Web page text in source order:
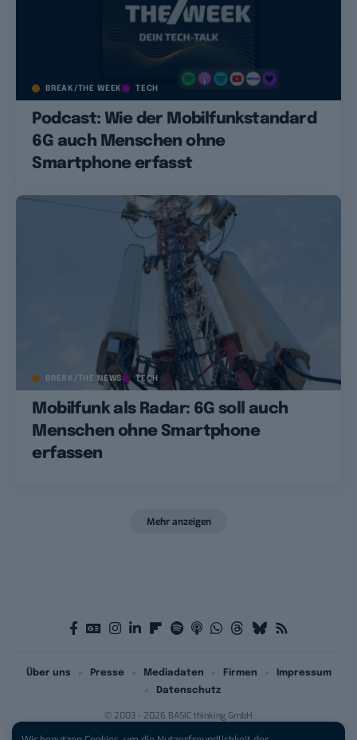
BREAK/THE WEEK TECH
Podcast: Wie der Mobilfunkstandard
6G auch Menschen ohne
Smartphone erfasst
BREAK/THE NEWS TECH
Mobilfunk als Radar: 6G soll auch
Menschen ohne Smartphone
erfassen
Mehr anzeigen
© 2003 - 2026 BASIC thinking GmbH
Über uns Presse Mediadaten Firmen
Impressum
Datenschutz